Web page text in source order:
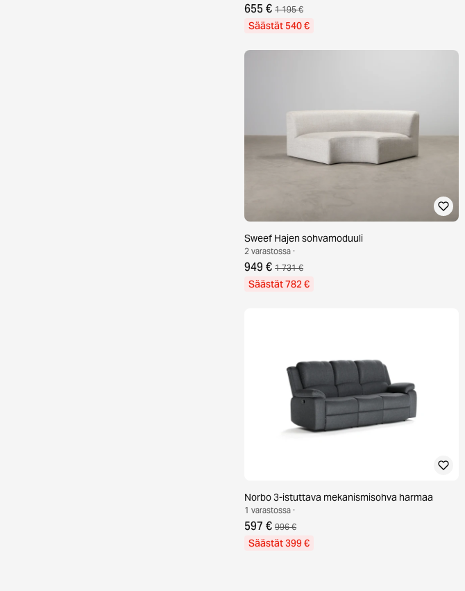
655 € 1 195 €
Säästät 540 €
Sweef Hajen sohvamoduuli
2 varastossa ·
949 € 1 731 €
Säästät 782 €
Norbo 3-istuttava mekanismisohva harmaa
1 varastossa ·
597 € 996 €
Säästät 399 €